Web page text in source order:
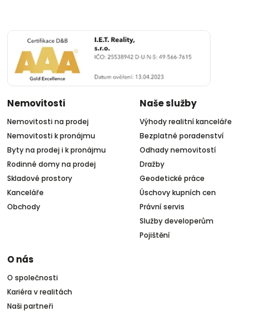
Nemovitosti
Nemovitosti na prodej
Nemovitosti k pronájmu
Byty na prodej i k pronájmu
Rodinné domy na prodej
Skladové prostory
Kanceláře
Obchody
Naše služby
Výhody realitní kanceláře
Bezplatné poradenství
Odhady nemovitostí
Dražby
Geodetické práce
Úschovy kupních cen
Právní servis
Služby developerům
Pojištění
O nás
O společnosti
Kariéra v realitách
Naši partneři